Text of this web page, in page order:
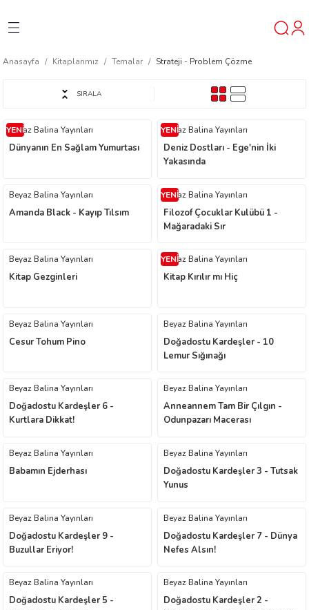
Anasayfa Kitaplarımız Temalar Strateji - Problem Çözme
SIRALA
YENİ
Beyaz Balina Yayınları
Dünyanın En Sağlam Yumurtası
YENİ
Beyaz Balina Yayınları
Deniz Dostları - Ege'nin İki
Yakasında
Beyaz Balina Yayınları
Amanda Black - Kayıp Tılsım
YENİ
Beyaz Balina Yayınları
Filozof Çocuklar Kulübü 1 -
Mağaradaki Sır
Beyaz Balina Yayınları
Kitap Gezginleri
YENİ
Beyaz Balina Yayınları
Kitap Kırılır mı Hiç
Beyaz Balina Yayınları
Cesur Tohum Pino
Beyaz Balina Yayınları
Doğadostu Kardeşler - 10
Lemur Sığınağı
Beyaz Balina Yayınları
Doğadostu Kardeşler 6 -
Kurtlara Dikkat!
Beyaz Balina Yayınları
Anneannem Tam Bir Çılgın -
Odunpazarı Macerası
Beyaz Balina Yayınları
Babamın Ejderhası
Beyaz Balina Yayınları
Doğadostu Kardeşler 3 - Tutsak
Yunus
Beyaz Balina Yayınları
Doğadostu Kardeşler 9 -
Buzullar Eriyor!
Beyaz Balina Yayınları
Doğadostu Kardeşler 7 - Dünya
Nefes Alsın!
Beyaz Balina Yayınları
Doğadostu Kardeşler 5 -
Beyaz Balina Yayınları
Doğadostu Kardeşler 2 -